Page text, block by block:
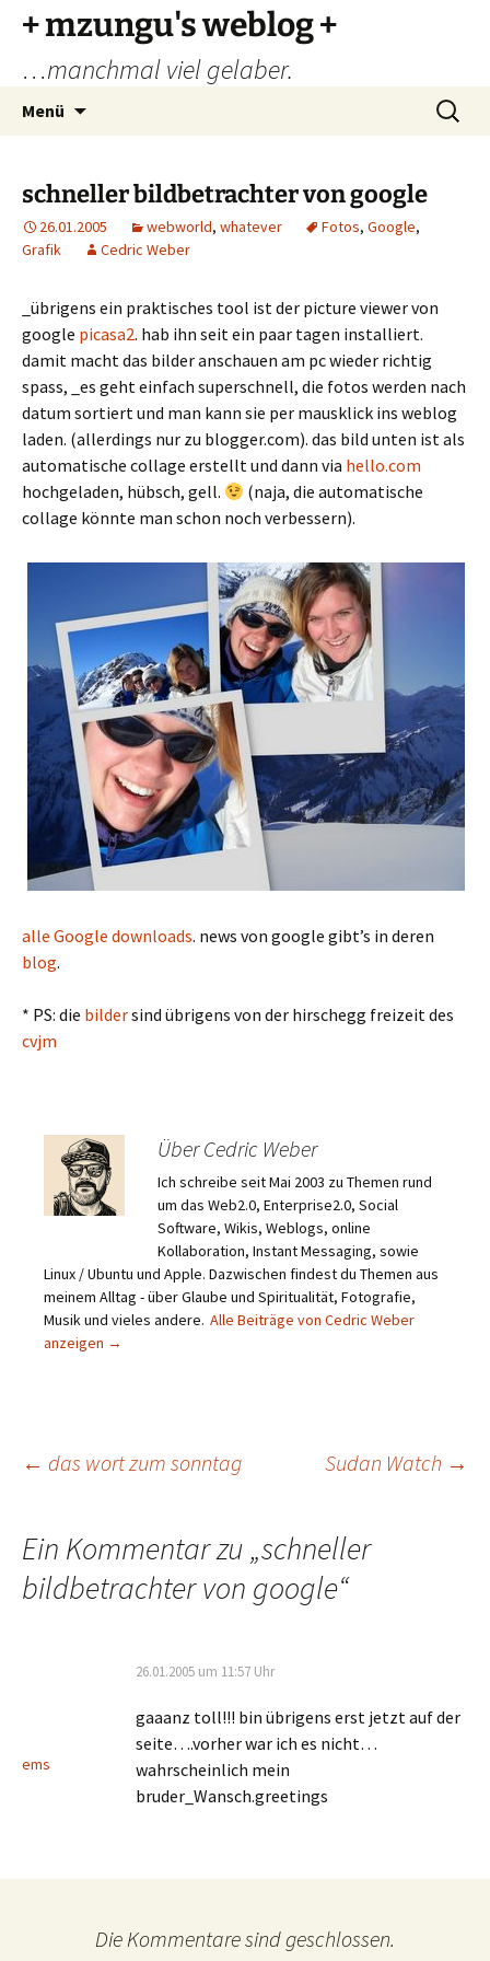
Zum
Inhalt
springen
+ mzungu's weblog +
…manchmal viel gelaber.
Menü
Suchen
nach:
schneller bildbetrachter von google
26.01.2005 webworld, whatever Fotos, Google,
Grafik
Cedric Weber
_übrigens ein praktisches tool ist der picture viewer von
google picasa2. hab ihn seit ein paar tagen installiert.
damit macht das bilder anschauen am pc wieder richtig
spass, _es geht einfach superschnell, die fotos werden nach
datum sortiert und man kann sie per mausklick ins weblog
laden. (allerdings nur zu blogger.com). das bild unten ist als
automatische collage erstellt und dann via hello.com
hochgeladen, hübsch, gell.
(naja, die automatische
collage könnte man schon noch verbessern).
alle Google downloads. news von google gibt’s in deren
blog.
* PS: die bildersind übrigens von der hirschegg freizeit des
cvjm
Über Cedric Weber
Ich schreibe seit Mai 2003 zu Themen rund
um das Web2.0, Enterprise2.0, Social
Software, Wikis, Weblogs, online
Kollaboration, Instant Messaging, sowie
Linux / Ubuntu und Apple. Dazwischen findest du Themen aus
meinem Alltag - über Glaube und Spiritualität, Fotografie,
Musik und vieles andere. Alle Beiträge von Cedric Weber
anzeigen →
Beitragsnavigation
← das wort zum sonntag Sudan Watch →
Ein Kommentar zu „schneller
bildbetrachter von google“
ems
26.01.2005 um 11:57 Uhr
gaaanz toll!!! bin übrigens erst jetzt auf der
seite….vorher war ich es nicht…
wahrscheinlich mein
bruder_Wansch.greetings
Die Kommentare sind geschlossen.